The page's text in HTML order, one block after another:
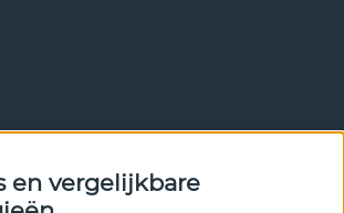
ben je als eerste op de hoogte van
en vergelijkbare